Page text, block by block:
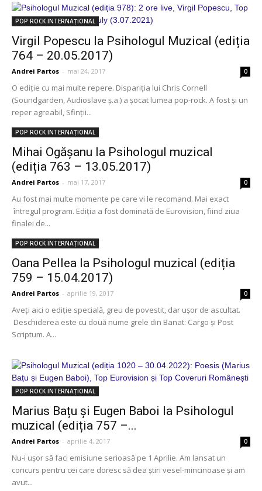
POP ROCK INTERNAȚIONAL
Virgil Popescu la Psihologul Muzical (ediția
764 – 20.05.2017)
Andrei Partos - mai 24, 2017 0
O ediție cu mai multe repere. Dispariția lui Chris Cornell
(Soundgarden, Audioslave ș.a.) a șocat lumea pop-rock. A fost și un
reper agreabil, Sfinții...
POP ROCK INTERNAȚIONAL
Mihai Ogășanu la Psihologul muzical
(ediția 763 – 13.05.2017)
Andrei Partos - mai 17, 2017 0
Au fost mai multe momente pe care vi le recomand. Mai exact
întregul program. Ediția a fost dominată de Eurovision, fiind ziua
finalei de...
POP ROCK INTERNAȚIONAL
Oana Pellea la Psihologul muzical (ediția
759 – 15.04.2017)
Andrei Partos - aprilie 19, 2017 0
Aveți aici o ediție specială, greu de povestit, dar ușor de ascultat.
Deschiderea este cu două nume grele din Banat: Cargo și Post
Scriptum. A...
POP ROCK INTERNAȚIONAL
Marius Bațu și Eugen Baboi la Psihologul
muzical (ediția 757 –...
Andrei Partos - aprilie 4, 2017 0
Nu-i ușor să faci emisiune serioasă pe 1 Aprilie. Am lansat un
concurs pentru cei care doresc să dea știri vesel-mincinoase și am
avut...